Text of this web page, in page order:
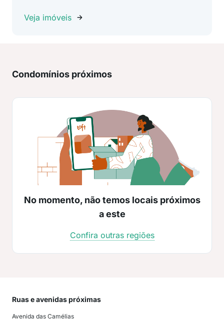
Veja imóveis
Condomínios próximos
No momento, não temos locais próximos
a este
Confira outras regiões
Ruas e avenidas próximas
Avenida das Camélias